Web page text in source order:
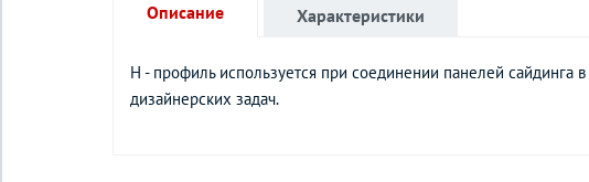
Описание
Н - профиль используется при соединении панелей сайдинга
дизайнерских задач.
Характеристики